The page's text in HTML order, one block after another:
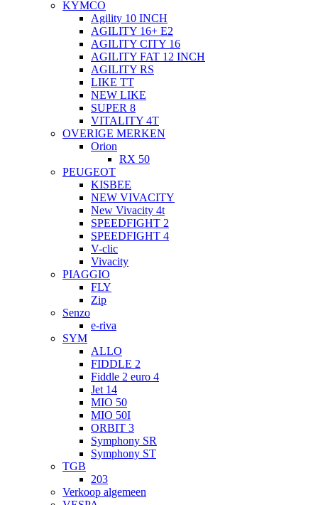
KYMCO
Agility 10 INCH
AGILITY 16+ E2
AGILITY CITY 16
AGILITY FAT 12 INCH
AGILITY RS
LIKE TT
NEW LIKE
SUPER 8
VITALITY 4T
OVERIGE MERKEN
Orion
RX 50
PEUGEOT
KISBEE
NEW VIVACITY
New Vivacity 4t
SPEEDFIGHT 2
SPEEDFIGHT 4
V-clic
Vivacity
PIAGGIO
FLY
Zip
Senzo
e-riva
SYM
ALLO
FIDDLE 2
Fiddle 2 euro 4
Jet 14
MIO 50
MIO 50I
ORBIT 3
Symphony SR
Symphony ST
TGB
203
Verkoop algemeen